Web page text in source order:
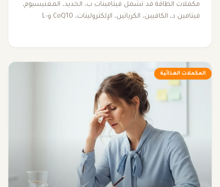
مكملات الطاقة قد تشمل فيتامينات ب، الحديد، المغنيسيوم،
فيتامين د، الكافيين، الكرياتين، الإلكتروليتات، CoQ10 وL-
المكملات الغذائية